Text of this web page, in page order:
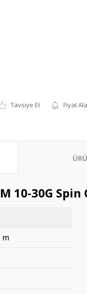
Tavsiye Et Fiyat
10-30G Spin
m